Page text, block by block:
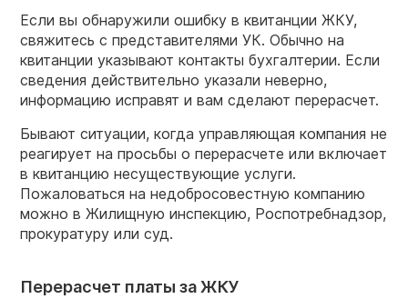
Если вы обнаружили ошибку в квитанции ЖКУ,
свяжитесь с представителями УК. Обычно на
квитанции указывают контакты бухгалтерии. Если
сведения действительно указали неверно,
информацию исправят и вам сделают перерасчет.
Бывают ситуации, когда управляющая компания не
реагирует на просьбы о перерасчете или включает
в квитанцию несуществующие услуги.
Пожаловаться на недобросовестную компанию
можно в Жилищную инспекцию, Роспотребнадзор,
прокуратуру или суд.
Перерасчет платы за ЖКУ